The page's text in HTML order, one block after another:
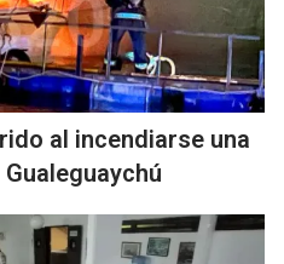
al incendiarse una